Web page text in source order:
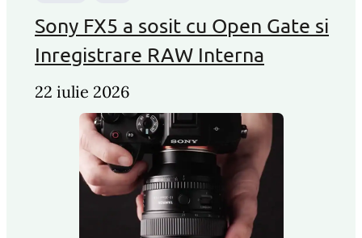
Sony FX5 a sosit cu Open Gate si
Inregistrare RAW Interna
22 iulie 2026